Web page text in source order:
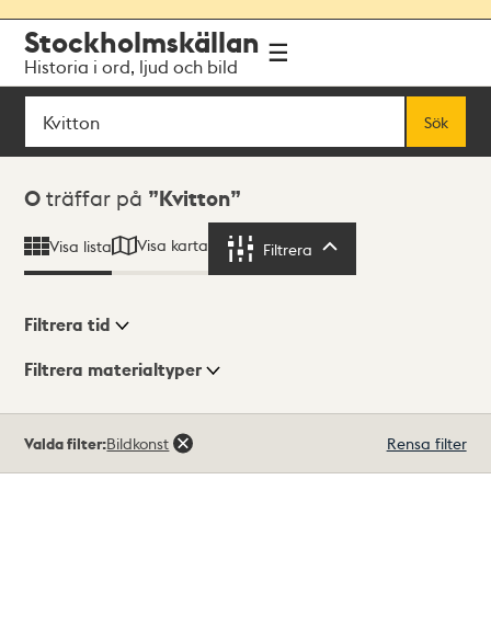
navigationen
huvudinnehållet
Stockholmskällan
Historia i ord, ljud och bild
Sök
Sök
Sökresultat
0 träffar på Kvitton
Visa lista Visa karta Filtrera
Visningsläge
Filtrera tid
Filtrera materialtyper
träffar
Valda filter:Bildkonst Rensa filter